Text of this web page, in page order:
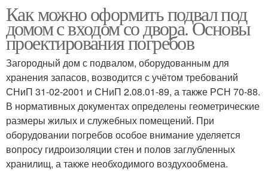
Как можно оформить подвал под
домом с входом со двора. Основы
проектирования погребов
Загородный дом с подвалом, оборудованным для
хранения запасов, возводится с учётом требований
СНиП 31-02-2001 и СНиП 2.08.01-89, а также РСН 70-88.
В нормативных документах определены геометрические
размеры жилых и служебных помещений. При
оборудовании погребов особое внимание уделяется
вопросу гидроизоляции стен и полов заглубленных
хранилищ, а также необходимого воздухообмена.